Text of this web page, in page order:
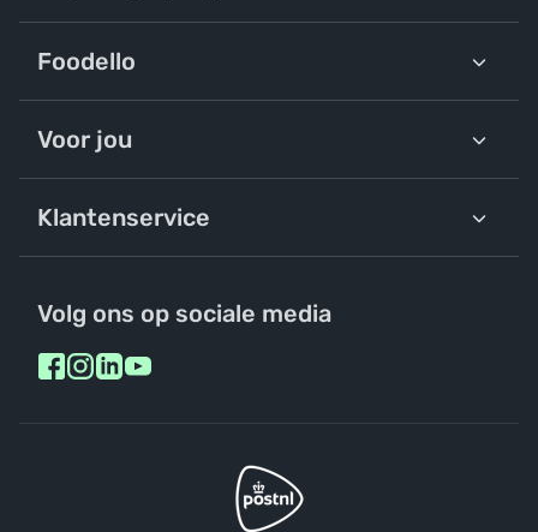
Foodello
Voor jou
Klantenservice
Volg ons op sociale media